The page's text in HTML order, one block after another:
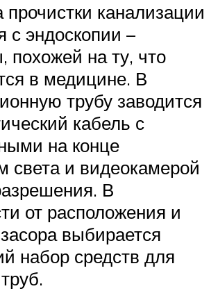
канализации
с эндоскопии –
похожей на ту, что
в медицине. В
трубу заводится
кабель с
на конце
света и видеокамерой
В
от расположения и
выбирается
набор средств для